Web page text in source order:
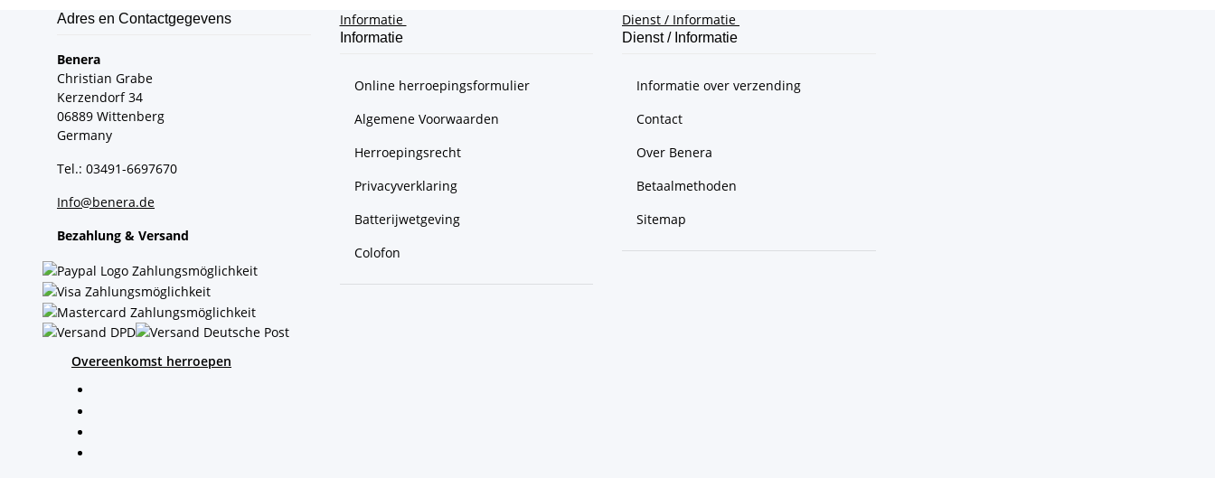
Adres en Contactgegevens
Benera
Christian Grabe
Kerzendorf 34
06889 Wittenberg
Germany
Tel.: 03491-6697670
Info@benera.de
Bezahlung & Versand
Informatie
Informatie
Online herroepingsformulier
Algemene Voorwaarden
Herroepingsrecht
Privacyverklaring
Batterijwetgeving
Colofon
Dienst / Informatie
Dienst / Informatie
Informatie over verzending
Contact
Over Benera
Betaalmethoden
Sitemap
Overeenkomst herroepen